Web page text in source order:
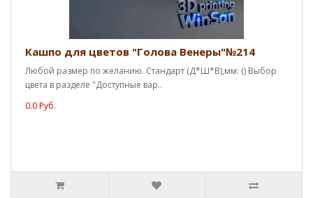
Кашпо для цветов "Голова Венеры"№214
Любой размер по желанию. Стандарт (Д*Ш*В),мм: () Выбор
цвета в разделе "Доступные вар..
0.0 Руб.